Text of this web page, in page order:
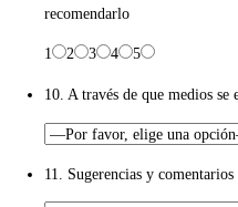
recomendarlo
1 2 3 4 5
10. A través de que medios
11. Sugerencias y comentarios